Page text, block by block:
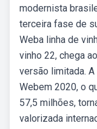
modernista
terceira fase de
Weba linha de
vinho 22, chega
versão limitada.
Webem 2020, o
57,5 milhões,
valorizada